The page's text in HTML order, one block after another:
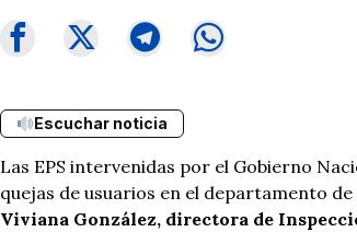
Escuchar noticia
Las EPS intervenidas por el Gobierno
quejas de usuarios en el departamento de
Viviana González, directora de